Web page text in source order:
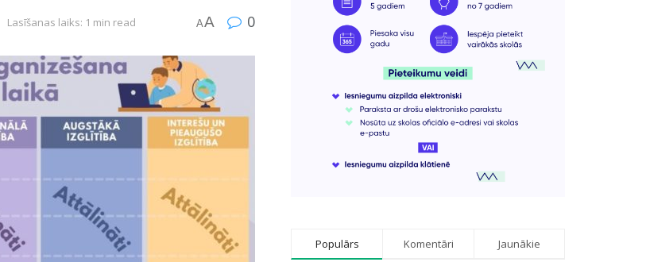
Lasīšanas laiks: 1 min read AA 0
Populārs Komentāri Jaunākie